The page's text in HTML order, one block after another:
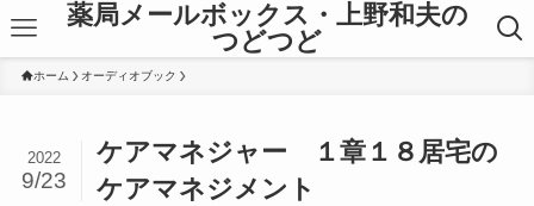
薬局メールボックス・上野和夫の
つどつど
ホーム オーディオブック
ケアマネジャー １章１８居宅の
ケアマネジメント
2022
9/23